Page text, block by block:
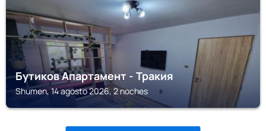
Бутиков Апартамент - Тракия
Shumen, 14 agosto 2026, 2 noches